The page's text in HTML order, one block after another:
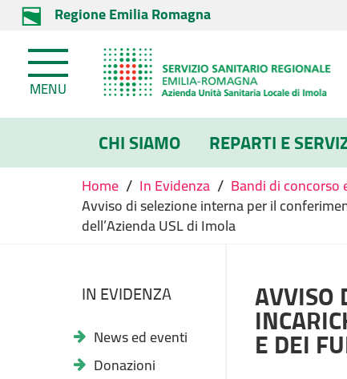
Regione Emilia Romagna
MENU
CHI SIAMO REPARTI E
Home / In Evidenza / Bandi di concorso
Avviso di selezione interna per il
dell’Azienda USL di Imola
IN EVIDENZA
News ed eventi
Donazioni
AVVISO
E DEI